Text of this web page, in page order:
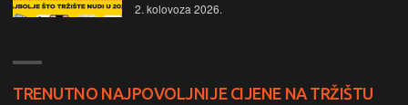
2. kolovoza 2026.
TRENUTNO NAJPOVOLJNIJE CIJENE NA TRŽIŠTU